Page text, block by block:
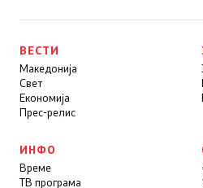
ВЕСТИ
Македонија
Свет
Економија
Прес-релис
ИНФО
Време
ТВ програма